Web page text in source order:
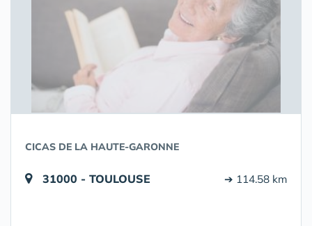
CICAS DE LA HAUTE-GARONNE
31000 - TOULOUSE ➔ 114.58 km